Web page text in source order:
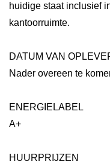
huidige staat inclusief
kantoorruimte.
DATUM VAN
Nader overeen te
ENERGIELABEL
A+
HUURPRIJZEN